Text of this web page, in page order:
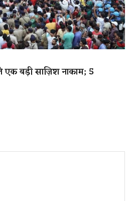
एक बड़ी साज़िश नाकाम; 5